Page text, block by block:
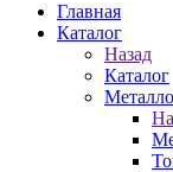
Главная
Каталог
Назад
Каталог